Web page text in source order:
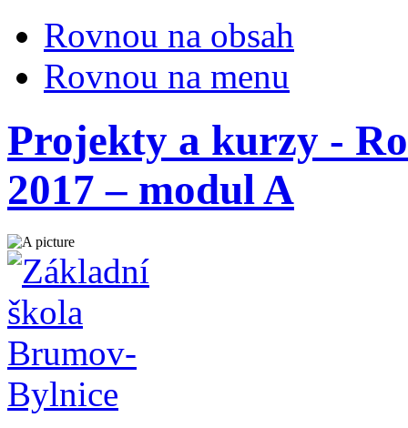
Rovnou na obsah
Rovnou na menu
Projekty a kurzy -
2017 – modul A